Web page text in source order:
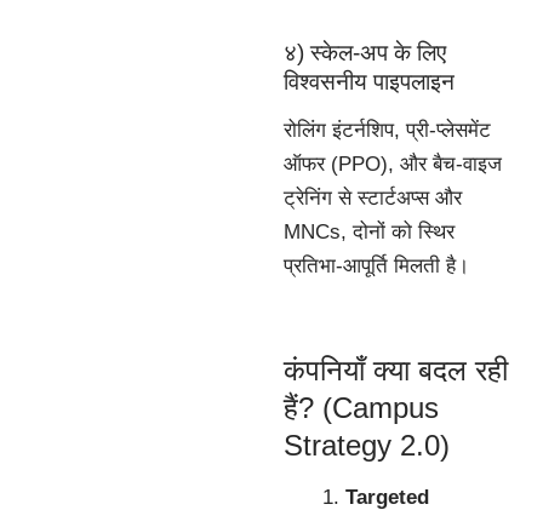
४) स्केल-अप के लिए
विश्वसनीय पाइपलाइन
रोलिंग इंटर्नशिप, प्री-प्लेसमेंट
ऑफर (PPO), और बैच-वाइज
ट्रेनिंग से स्टार्टअप्स और
MNCs, दोनों को स्थिर
प्रतिभा-आपूर्ति मिलती है।
कंपनियाँ क्या बदल रही
हैं? (Campus
Strategy 2.0)
Targeted